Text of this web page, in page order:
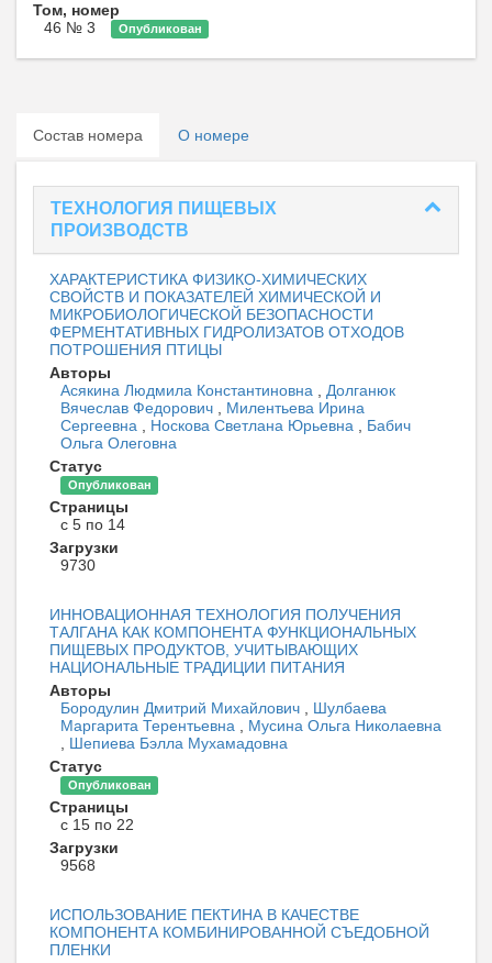
Том, номер
46 № 3
Опубликован
Состав номера О номере
ТЕХНОЛОГИЯ ПИЩЕВЫХ
ПРОИЗВОДСТВ
ХАРАКТЕРИСТИКА ФИЗИКО-ХИМИЧЕСКИХ
СВОЙСТВ И ПОКАЗАТЕЛЕЙ ХИМИЧЕСКОЙ И
МИКРОБИОЛОГИЧЕСКОЙ БЕЗОПАСНОСТИ
ФЕРМЕНТАТИВНЫХ ГИДРОЛИЗАТОВ ОТХОДОВ
ПОТРОШЕНИЯ ПТИЦЫ
Авторы
Асякина Людмила Константиновна
Долганюк
Вячеслав Федорович
Милентьева Ирина
Сергеевна
Носкова Светлана Юрьевна
Бабич
Ольга Олеговна
Статус
Опубликован
Страницы
с 5 по 14
Загрузки
9730
ИННОВАЦИОННАЯ ТЕХНОЛОГИЯ ПОЛУЧЕНИЯ
ТАЛГАНА КАК КОМПОНЕНТА ФУНКЦИОНАЛЬНЫХ
ПИЩЕВЫХ ПРОДУКТОВ, УЧИТЫВАЮЩИХ
НАЦИОНАЛЬНЫЕ ТРАДИЦИИ ПИТАНИЯ
Авторы
Бородулин Дмитрий Михайлович
Шулбаева
Маргарита Терентьевна
Мусина Ольга Николаевна
Шепиева Бэлла Мухамадовна
Статус
Опубликован
Страницы
с 15 по 22
Загрузки
9568
ИСПОЛЬЗОВАНИЕ ПЕКТИНА В КАЧЕСТВЕ
КОМПОНЕНТА КОМБИНИРОВАННОЙ СЪЕДОБНОЙ
ПЛЕНКИ